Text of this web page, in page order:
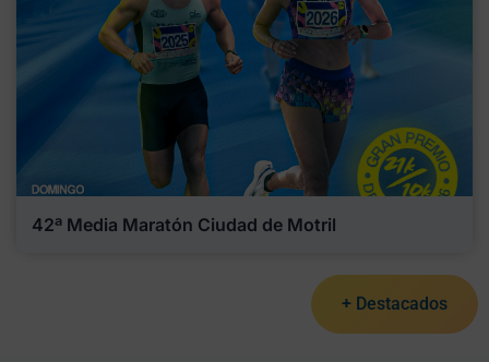
42ª Media Maratón Ciudad de Motril
+ Destacados